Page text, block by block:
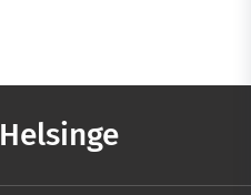
Helsinge